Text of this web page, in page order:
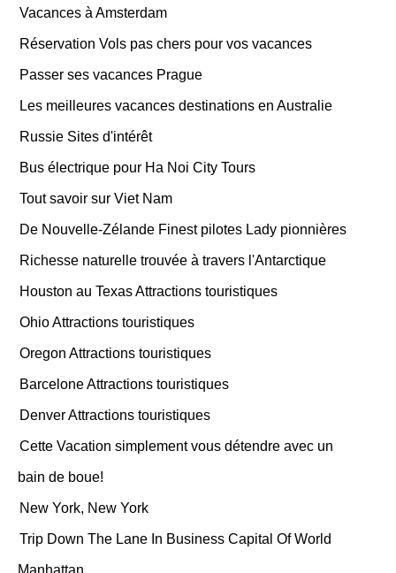
Vacances à Amsterdam
Réservation Vols pas chers pour vos vacances
Passer ses vacances Prague
Les meilleures vacances destinations en Australie
Russie Sites d'intérêt
Bus électrique pour Ha Noi City Tours
Tout savoir sur Viet Nam
De Nouvelle-Zélande Finest pilotes Lady pionnières
Richesse naturelle trouvée à travers l'Antarctique
Houston au Texas Attractions touristiques
Ohio Attractions touristiques
Oregon Attractions touristiques
Barcelone Attractions touristiques
Denver Attractions touristiques
Cette Vacation simplement vous détendre avec un
bain de boue!
New York, New York
Trip Down The Lane In Business Capital Of World
Manhattan